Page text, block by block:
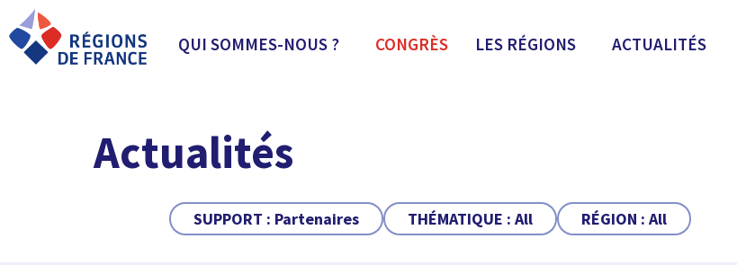
QUI SOMMES-NOUS ? CONGRÈS LES RÉGIONS ACTUALITÉS
Actualités
SUPPORT : Partenaires THÉMATIQUE : All RÉGION : All